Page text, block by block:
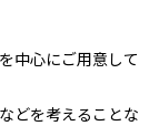
中心にご用意して
どを考えることな